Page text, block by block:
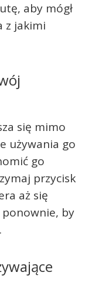
aby mógł
z jakimi
się mimo
używania go
go
przycisk
aż się
ponownie, by